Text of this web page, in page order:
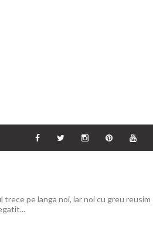
trece pe langa noi, iar noi cu greu reusim